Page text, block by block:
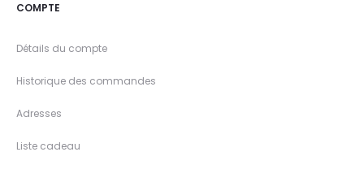
COMPTE
Détails du compte
Historique des commandes
Adresses
Liste cadeau